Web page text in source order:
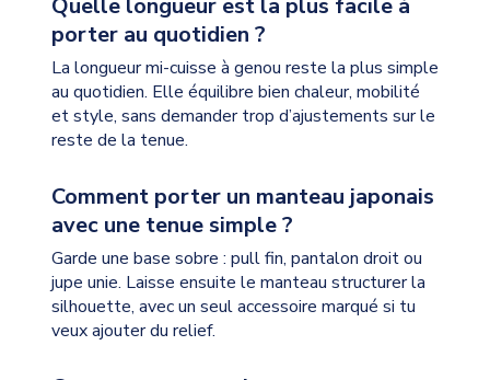
Quelle longueur est la plus facile à
porter au quotidien ?
La longueur mi-cuisse à genou reste la plus simple
au quotidien. Elle équilibre bien chaleur, mobilité
et style, sans demander trop d’ajustements sur le
reste de la tenue.
Comment porter un manteau japonais
avec une tenue simple ?
Garde une base sobre : pull fin, pantalon droit ou
jupe unie. Laisse ensuite le manteau structurer la
silhouette, avec un seul accessoire marqué si tu
veux ajouter du relief.